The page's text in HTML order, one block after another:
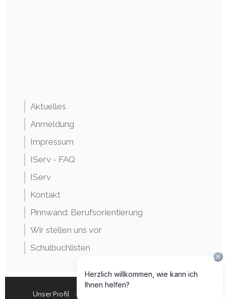
Aktuelles
Anmeldung
Impressum
IServ - FAQ
IServ
Kontakt
Pinnwand: Berufsorientierung
Wir stellen uns vor
Schulbuchlisten
Unser Profil